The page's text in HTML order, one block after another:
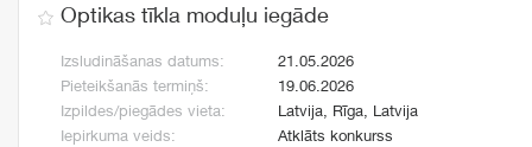
Optikas tīkla moduļu iegāde
Izsludināšanas datums:
21.05.2026
Pieteikšanās termiņš:
19.06.2026
Izpildes/piegādes vieta:
Latvija, Rīga, Latvija
Iepirkuma veids:
Atklāts konkurss